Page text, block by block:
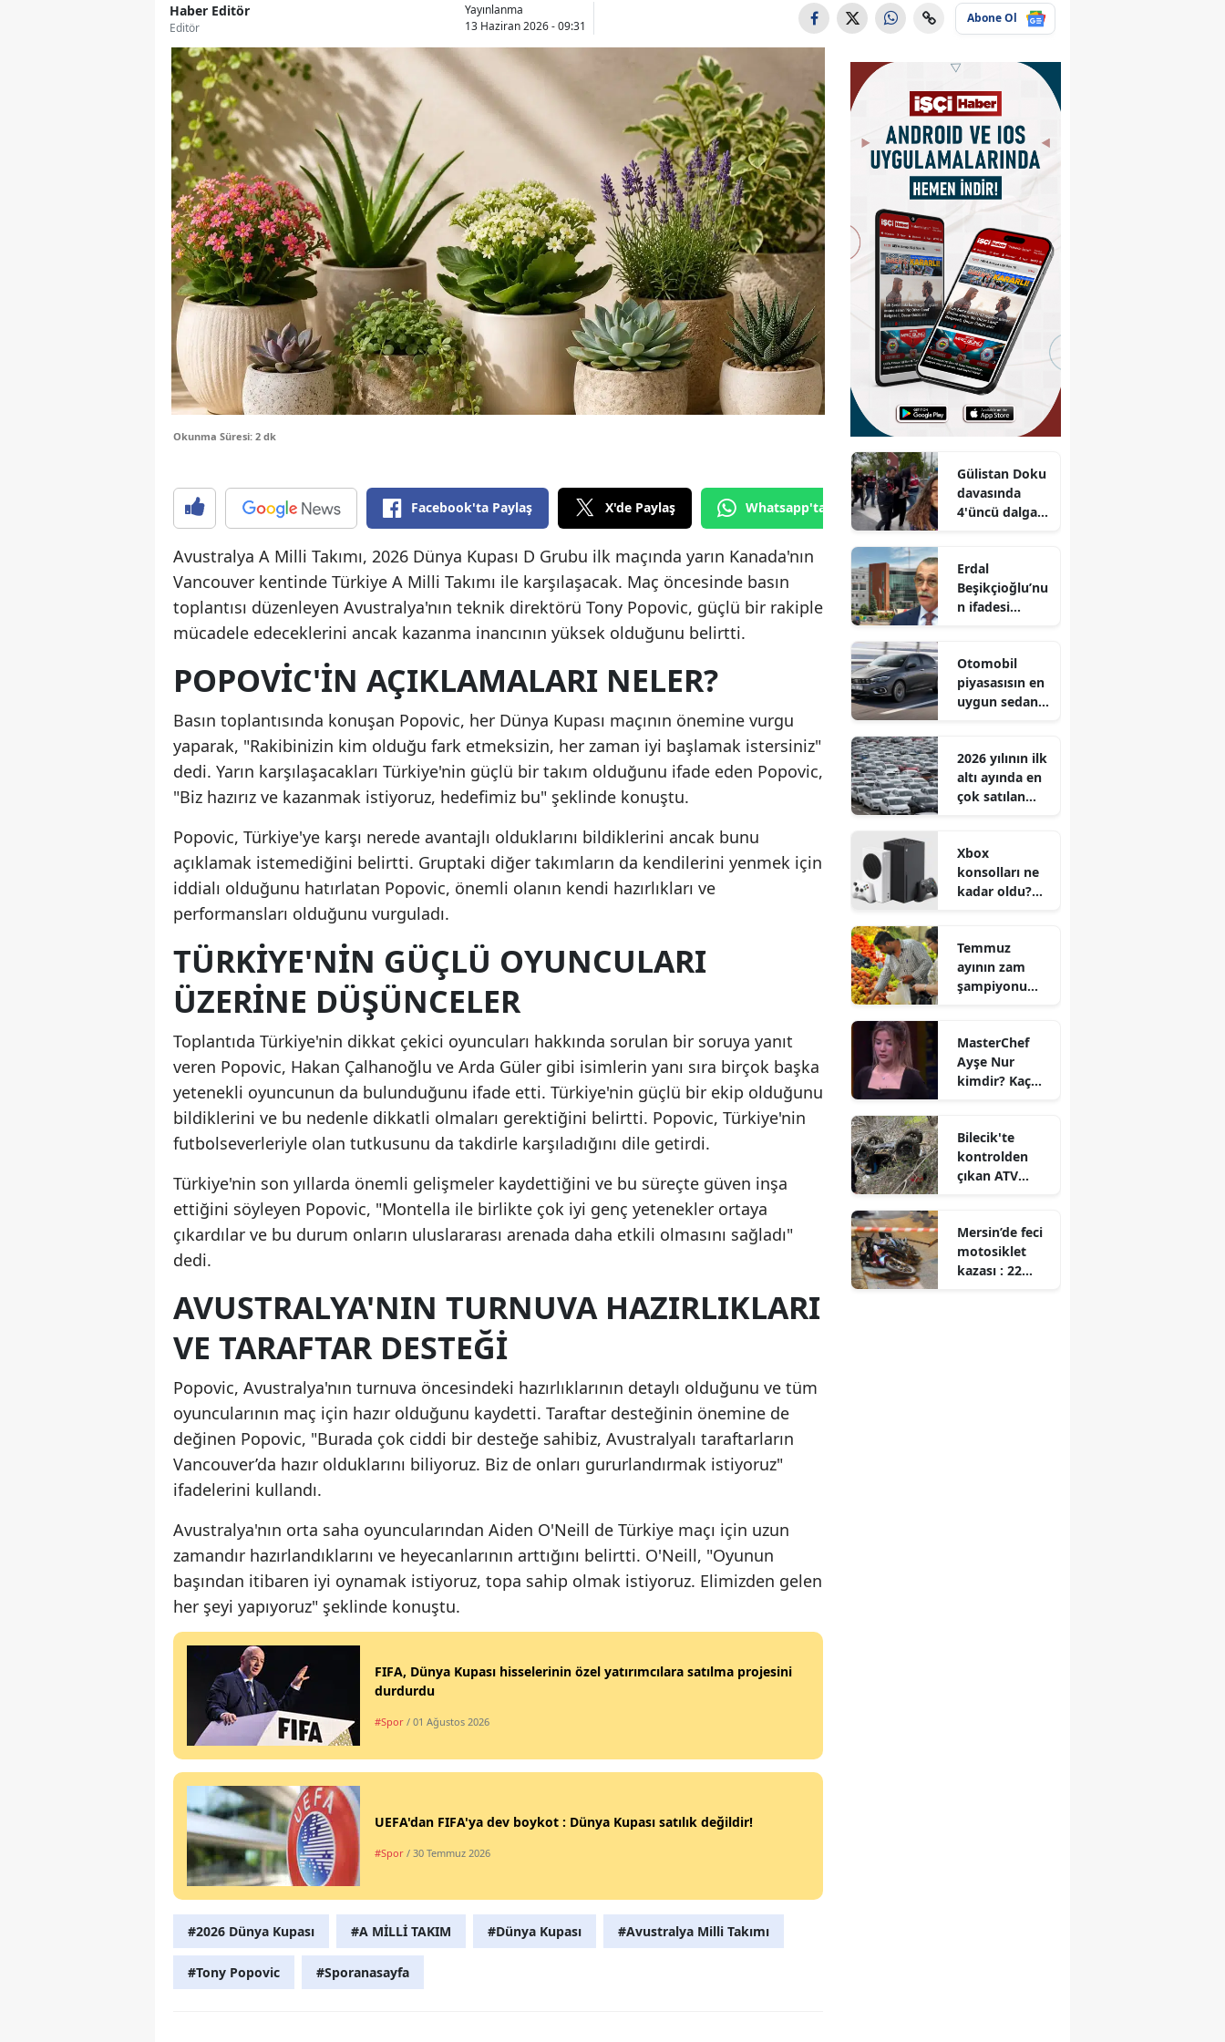
Bilecik
Bingöl
Bolu
Bursa
Çanakkale
Çankırı
Çorum
Diyarbakır
Erzincan
Eskişehir
Gaziantep
Gümüşhane
Hakkari
Hatay
Isparta
Mersin
İstanbul
Kars
Kastamonu
Kırklareli
Kırşehir
Kocaeli
Konya
Kütahya
Mardin
Muğla
Muş
Ordu
Rize
Samsun
Sivas
Tekirdağ
Tunceli
Haber Editör
Editör
Yayınlanma
13 Haziran 2026 - 09:31
Abone Ol
Okunma Süresi: 2 dk
Facebook'ta Paylaş X'de Paylaş Whatsapp'tan Gönder
Avustralya A Milli Takımı, 2026 Dünya Kupası D Grubu ilk maçında yarın Kanada'nın
Vancouver kentinde Türkiye A Milli Takımı ile karşılaşacak. Maç öncesinde basın
toplantısı düzenleyen Avustralya'nın teknik direktörü Tony Popovic, güçlü bir rakiple
mücadele edeceklerini ancak kazanma inancının yüksek olduğunu belirtti.
POPOVIC'IN AÇIKLAMALARI NELER?
Basın toplantısında konuşan Popovic, her Dünya Kupası maçının önemine vurgu
yaparak, "Rakibinizin kim olduğu fark etmeksizin, her zaman iyi başlamak istersiniz"
dedi. Yarın karşılaşacakları Türkiye'nin güçlü bir takım olduğunu ifade eden Popovic,
"Biz hazırız ve kazanmak istiyoruz, hedefimiz bu" şeklinde konuştu.
Popovic, Türkiye'ye karşı nerede avantajlı olduklarını bildiklerini ancak bunu
açıklamak istemediğini belirtti. Gruptaki diğer takımların da kendilerini yenmek için
iddialı olduğunu hatırlatan Popovic, önemli olanın kendi hazırlıkları ve
performansları olduğunu vurguladı.
TÜRKIYE'NIN GÜÇLÜ OYUNCULARI
ÜZERINE DÜŞÜNCELER
Toplantıda Türkiye'nin dikkat çekici oyuncuları hakkında sorulan bir soruya yanıt
veren Popovic, Hakan Çalhanoğlu ve Arda Güler gibi isimlerin yanı sıra birçok başka
yetenekli oyuncunun da bulunduğunu ifade etti. Türkiye'nin güçlü bir ekip olduğunu
bildiklerini ve bu nedenle dikkatli olmaları gerektiğini belirtti. Popovic, Türkiye'nin
futbolseverleriyle olan tutkusunu da takdirle karşıladığını dile getirdi.
Türkiye'nin son yıllarda önemli gelişmeler kaydettiğini ve bu süreçte güven inşa
ettiğini söyleyen Popovic, "Montella ile birlikte çok iyi genç yetenekler ortaya
çıkardılar ve bu durum onların uluslararası arenada daha etkili olmasını sağladı"
dedi.
AVUSTRALYA'NIN TURNUVA HAZIRLIKLARI
VE TARAFTAR DESTEĞI
Popovic, Avustralya'nın turnuva öncesindeki hazırlıklarının detaylı olduğunu ve tüm
oyuncularının maç için hazır olduğunu kaydetti. Taraftar desteğinin önemine de
değinen Popovic, "Burada çok ciddi bir desteğe sahibiz, Avustralyalı taraftarların
Vancouver’da hazır olduklarını biliyoruz. Biz de onları gururlandırmak istiyoruz"
ifadelerini kullandı.
Avustralya'nın orta saha oyuncularından Aiden O'Neill de Türkiye maçı için uzun
zamandır hazırlandıklarını ve heyecanlarının arttığını belirtti. O'Neill, "Oyunun
başından itibaren iyi oynamak istiyoruz, topa sahip olmak istiyoruz. Elimizden gelen
her şeyi yapıyoruz" şeklinde konuştu.
FIFA, Dünya Kupası hisselerinin özel yatırımcılara satılma projesini
durdurdu
#Spor / 01 Ağustos 2026
UEFA'dan FIFA'ya dev boykot : Dünya Kupası satılık değildir!
#Spor / 30 Temmuz 2026
#2026 Dünya Kupası #A MİLLİ TAKIM #Dünya Kupası #Avustralya Milli Takımı
#Tony Popovic #Sporanasayfa
Gülistan Doku
davasında
4'üncü dalga
Erdal
Beşikçioğlu’nu
n ifadesi
milyon TL
Otomobil
piyasasısın en
uygun sedan
80.900 TL daha
ucuz!
2026 yılının ilk
altı ayında en
çok satılan
oldu
Xbox
konsolları ne
kadar oldu?
Temmuz
ayının zam
şampiyonu
MasterChef
Ayşe Nur
kimdir? Kaç
Bilecik'te
kontrolden
çıkan ATV
Mersin’de feci
motosiklet
kazası : 22